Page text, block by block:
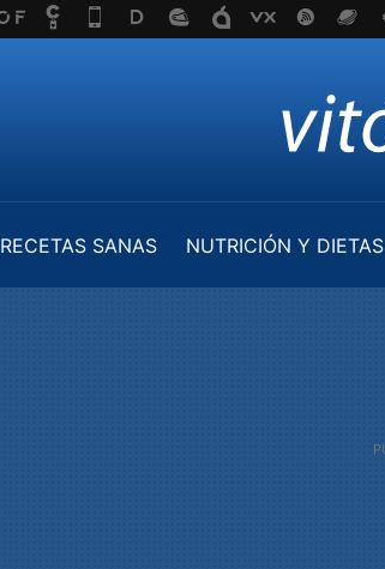
RECETAS SANAS NUTRICIÓN Y DIETAS